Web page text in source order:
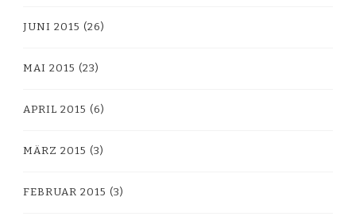
JUNI 2015 (26)
MAI 2015 (23)
APRIL 2015 (6)
MÄRZ 2015 (3)
FEBRUAR 2015 (3)